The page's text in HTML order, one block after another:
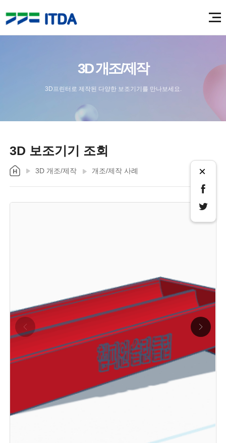
3D 개조/제작
3D프린터로 제작된 다양한 보조기기를 만나보세요.
3D 보조기기 조회
3D 개조/제작 개조/제작 사례 ×